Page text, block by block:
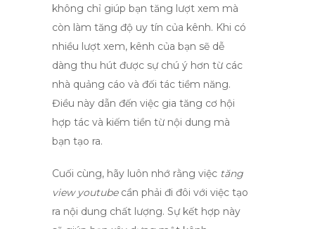
không chỉ giúp bạn tăng lượt xem mà
còn làm tăng độ uy tín của kênh. Khi có
nhiều lượt xem, kênh của bạn sẽ dễ
dàng thu hút được sự chú ý hơn từ các
nhà quảng cáo và đối tác tiềm năng.
Điều này dẫn đến việc gia tăng cơ hội
hợp tác và kiếm tiền từ nội dung mà
bạn tạo ra.
Cuối cùng, hãy luôn nhớ rằng việc tăng
view youtubecần phải đi đôi với việc tạo
ra nội dung chất lượng. Sự kết hợp này